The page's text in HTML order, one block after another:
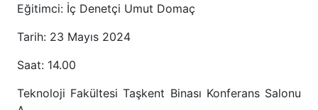
Eğitimci: İç Denetçi Umut Domaç
Tarih: 23 Mayıs 2024
Saat: 14.00
Teknoloji Fakültesi Taşkent Binası Konferans Salonu